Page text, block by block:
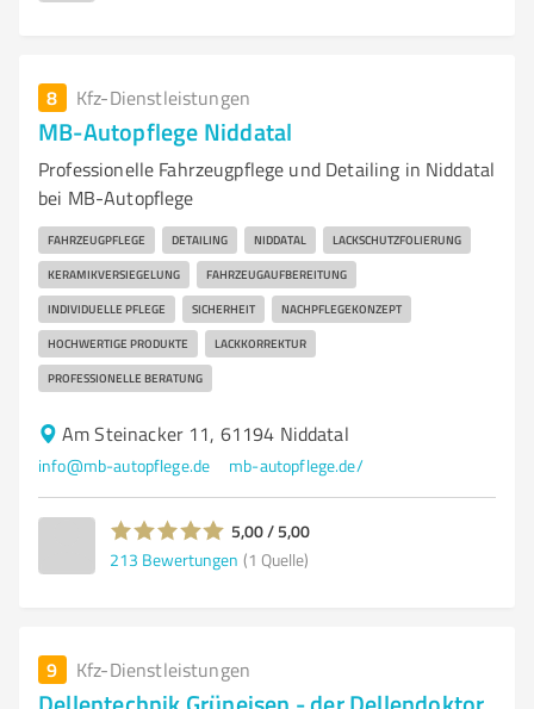
8 Kfz-Dienstleistungen
MB-Autopflege Niddatal
Professionelle Fahrzeugpflege und Detailing in Niddatal
bei MB-Autopflege
FAHRZEUGPFLEGE DETAILING NIDDATAL LACKSCHUTZFOLIERUNG
KERAMIKVERSIEGELUNG FAHRZEUGAUFBEREITUNG
INDIVIDUELLE PFLEGE SICHERHEIT NACHPFLEGEKONZEPT
HOCHWERTIGE PRODUKTE LACKKORREKTUR
PROFESSIONELLE BERATUNG
Am Steinacker 11, 61194 Niddatal
info@mb-autopflege.de mb-autopflege.de/
5,00 / 5,00
213 Bewertungen (1 Quelle)
9 Kfz-Dienstleistungen